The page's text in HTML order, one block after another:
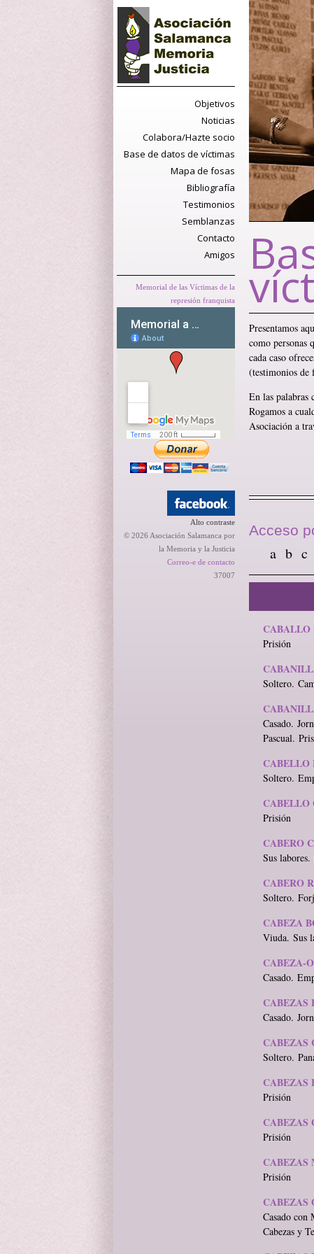
Objetivos
Noticias
Colabora/Hazte socio
Base de datos de víctimas
Mapa de fosas
Bibliografía
Testimonios
Semblanzas
Contacto
Amigos
Memorial de las Víctimas de la
represión franquista
Alto contraste
© 2026 Asociación Salamanca por
la Memoria y la Justicia
Correo-e de contacto
37007
Presentamos
como personas
cada caso
(testimonios
En las palabras
Rogamos a
Asociación a
Acceso
a b c
CABALLO
Prisión
Soltero.
Casado.
Pascual.
CABELLO
Soltero.
CABELLO
Prisión
CABERO
Sus
CABERO
Soltero.
CABEZA
Viuda. Sus
CABEZA-
Casado.
CABEZAS
Casado.
CABEZAS
Soltero.
CABEZAS
Prisión
CABEZAS
Prisión
CABEZAS
Prisión
CABEZAS
Casado
Cabezas y